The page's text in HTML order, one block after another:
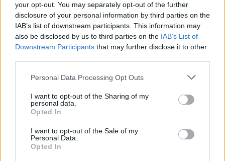
your opt-out. You may separately opt-out of the further
disclosure of your personal information by third parties on the
IAB’s list of downstream participants. This information may
also be disclosed by us to third parties on the IAB’s List of
Downstream Participants that may further disclose it to other
Personal Data Processing Opt Outs
I want to opt-out of the Sharing of my
personal data.
Opted In
I want to opt-out of the Sale of my
Personal Data.
Opted In
rondas electorales. Tampoco el actual
gobierno, si no tiene los apoyos
parlamentarios, debería permanecer a
toda costa. Le corresponde recuperar
la iniciativa política y demostrar que
puede gobernar o, si no lo consigue,
retirarse. Esta es la lealtad debida a
Escribir un comentario
Nombre
(requerido)